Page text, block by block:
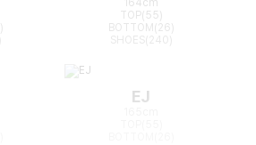
164cm
TOP(55)
BOTTOM(26)
EJ